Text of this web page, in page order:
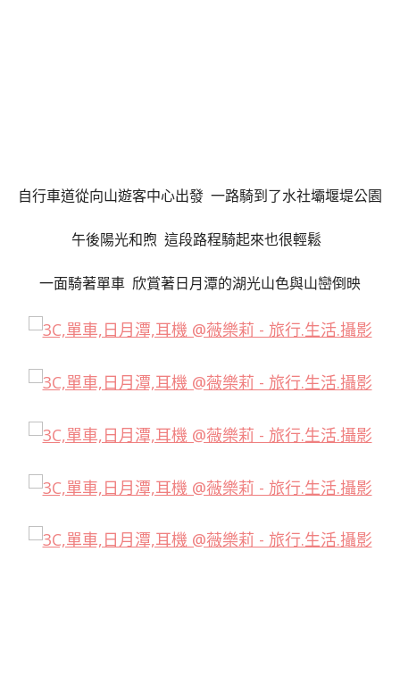
自行車道從向山遊客中心出發 一路騎到了水社壩堰堤公園
午後陽光和煦 這段路程騎起來也很輕鬆
一面騎著單車 欣賞著日月潭的湖光山色與山巒倒映